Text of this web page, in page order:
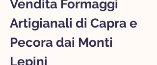
Vendita Formaggi
Artigianali di Capra e
Pecora dai Monti
Lepini